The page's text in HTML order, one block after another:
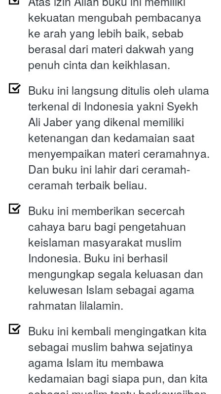
kekuatan mengubah pembacanya
ke arah yang lebih baik, sebab
berasal dari materi dakwah yang
penuh cinta dan keikhlasan.
Buku ini langsung ditulis oleh ulama
terkenal di Indonesia yakni Syekh
Ali Jaber yang dikenal memiliki
ketenangan dan kedamaian saat
menyempaikan materi ceramahnya.
Dan buku ini lahir dari ceramah-
ceramah terbaik beliau.
Buku ini memberikan secercah
cahaya baru bagi pengetahuan
keislaman masyarakat muslim
Indonesia. Buku ini berhasil
mengungkap segala keluasan dan
keluwesan Islam sebagai agama
rahmatan lilalamin.
Buku ini kembali mengingatkan kita
sebagai muslim bahwa sejatinya
agama Islam itu membawa
kedamaian bagi siapa pun, dan kita